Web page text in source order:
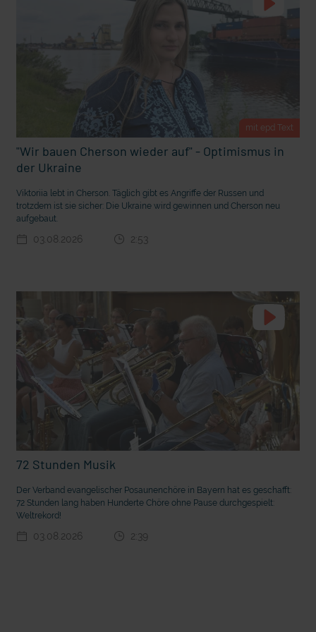
Nachhaltige Geldanlage: Rendite mit gutem Gewissen?
deutsche Sprache? Vorhang auf für Kinderzirkus Giovanni
mit epd Text
"Wir bauen Cherson wieder auf" - Optimismus in
der Ukraine
Viktoriia lebt in Cherson. Täglich gibt es Angriffe der Russen und
trotzdem ist sie sicher: Die Ukraine wird gewinnen und Cherson neu
aufgebaut.
03.08.2026 2:53
72 Stunden Musik
Der Verband evangelischer Posaunenchöre in Bayern hat es geschafft:
72 Stunden lang haben Hunderte Chöre ohne Pause durchgespielt:
Weltrekord!
03.08.2026 2:39